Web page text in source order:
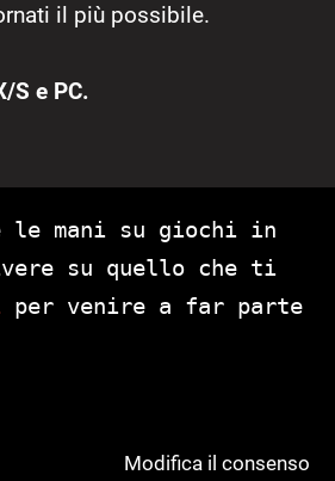
il più possibile.
S e PC.
le mani su giochi in
su quello che ti
per venire a far parte
Modifica il consenso